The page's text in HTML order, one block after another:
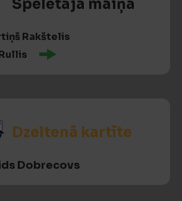
Spēlētāja maiņa
Rakštelis
Dzeltenā kartīte
Dobrecovs